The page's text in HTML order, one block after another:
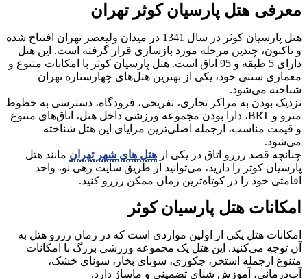
معرفی هتل پارسیان کوثر تهران
هتل پارسیان کوثر در سال 1341 در میدان ولیعصر تهران افتتاح شده
و تاکنون، چندین مرحله مورد بازسازی قرار گرفته است. این هتل
دارای 5 طبقه و 95 اتاق است. هتل پارسیان کوثر با امکانات متنوع و
معماری سنتی خود، یکی از بهترین هتل‌های چهارستاره تهران
شناخته می‌شود.
نزدیک بودن به مراکز تجاری، تفریحی، فرودگاه، دسترسی به خطوط
مترو و BRT، دارا بودن مجموعه ورزشی داخل هتل، اتاق‌های متنوع
و قیمت مناسب، ازجمله اصلی‌ترین مزایای این هتل شناخته
می‌شود.
چنانچه قصد رزرو اتاق در یکی از هتل های شهر تهران مانند هتل
پارسیان کوثر را دارید، می‌توانید از طریق سایت رهی نو، واحد
اقامتی خود را در کوتاه‌ترین زمان ممکن رزرو کنید.
امکانات هتل پارسیان کوثر
امکانات هتل یکی از اولین مواردی است که در زمان رزرو هتل به
آن توجه می‌کنید. این هتل یک مجموعه ورزشی بزرگ با امکانات
متنوع ازجمله استخر، جکوزی، سونای بخار، سونای خشک،
آب‌درمانی، آموزش شنای تضمینی و ماساژ دارد.